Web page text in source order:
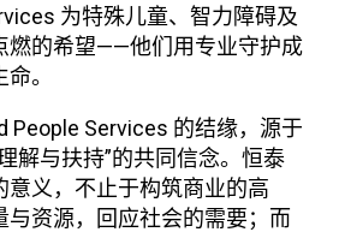
为特殊儿童、智力障碍及
燃的希望——他们用专业守护成
。
People Services 的结缘，源于
解与扶持”的共同信念。恒泰
意义，不止于构筑商业的高
与资源，回应社会的需要；而